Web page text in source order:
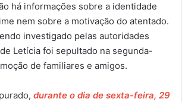
há informações sobre a identidade
nem sobre a motivação do atentado.
investigado pelas autoridades
Letícia foi sepultado na segunda-
de familiares e amigos.
durante o dia de sexta-feira, 29